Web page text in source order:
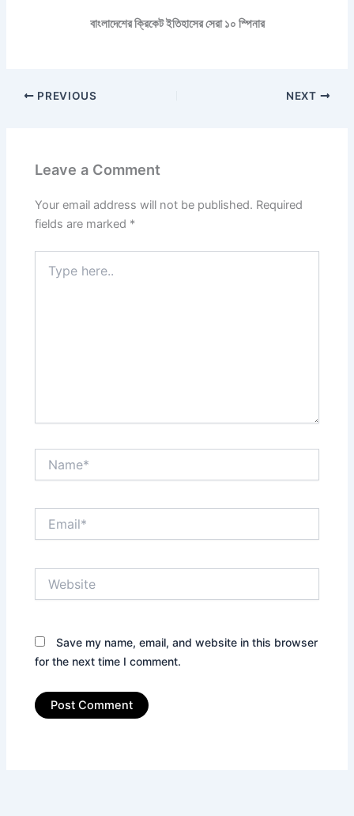
বাংলাদেশের ক্রিকেট ইতিহাসের সেরা ১০ স্পিনার
PREVIOUS NEXT
Leave a Comment
Your email address will not be published. Required
fields are marked *
here..
Save my name, email, and website in this browser
for the next time I comment.